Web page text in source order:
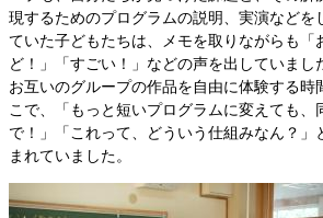
現するためのプログラムの説明、実演などを
ていた子どもたちは、メモを取りながらも「
ど！」「すごい！」などの声を出していまし
お互いのグループの作品を自由に体験する時
こで、「もっと短いプログラムに変えても、
で！」「これって、どういう仕組みなん？」
まれていました。